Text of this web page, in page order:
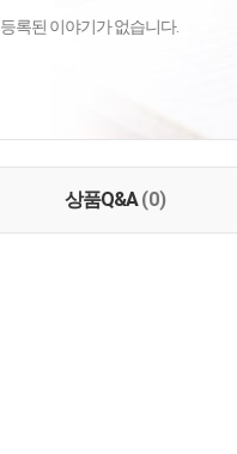
등록된 이야기가 없습니다.
상품Q&A(0)